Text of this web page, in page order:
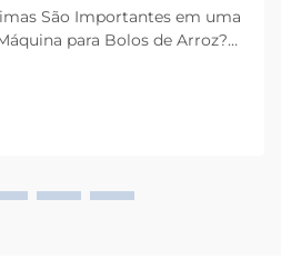
São Importantes em uma
para Bolos de Arroz?
mais subestimados para